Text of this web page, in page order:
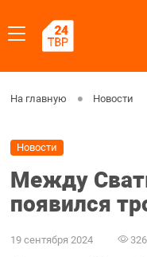
На главную Новости
Новости
Между
появился
19 сентября 2024